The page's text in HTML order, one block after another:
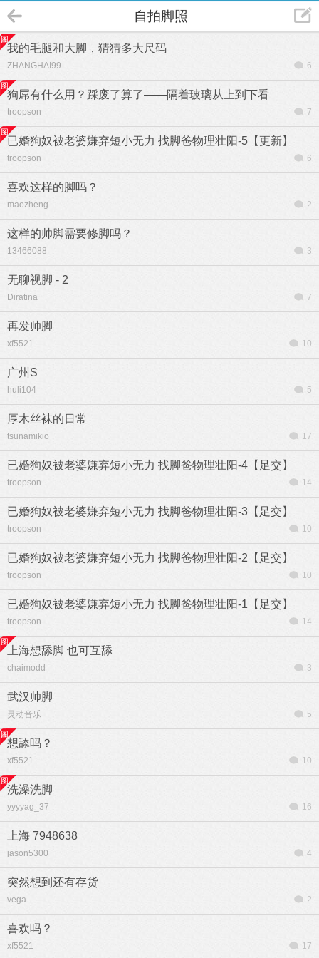
自拍脚照
我的毛腿和大脚，猜猜多大尺码
ZHANGHAI99 6
狗屌有什么用？踩废了算了——隔着玻璃从上到下看
troopson 7
已婚狗奴被老婆嫌弃短小无力 找脚爸物理壮阳-5【更新】
troopson 6
喜欢这样的脚吗？
maozheng 2
这样的帅脚需要修脚吗？
13466088 3
无聊视脚 - 2
Diratina 7
再发帅脚
xf5521 10
广州S
huli104 5
厚木丝袜的日常
tsunamikio 17
已婚狗奴被老婆嫌弃短小无力 找脚爸物理壮阳-4【足交】
troopson 14
已婚狗奴被老婆嫌弃短小无力 找脚爸物理壮阳-3【足交】
troopson 10
已婚狗奴被老婆嫌弃短小无力 找脚爸物理壮阳-2【足交】
troopson 10
已婚狗奴被老婆嫌弃短小无力 找脚爸物理壮阳-1【足交】
troopson 14
上海想舔脚 也可互舔
chaimodd 3
武汉帅脚
灵动音乐 5
想舔吗？
xf5521 10
洗澡洗脚
yyyyag_37 16
上海 7948638
jason5300 4
突然想到还有存货
vega 2
喜欢吗？
xf5521 17